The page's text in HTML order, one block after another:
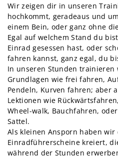
Wir zeigen dir in unseren
hochkommt, geradeaus und
einem Bein, oder ganz ohne
Egal auf welchem Stand du
Einrad gesessen hast, oder
fahren kannst, ganz egal, du
In unseren Stunden trainieren
Grundlagen wie frei fahren,
Pendeln, Kurven fahren; aber
Lektionen wie
Wheel-walk, Bauchfahren,
Sattel.
Als kleinen Ansporn haben wir
Einradführerscheine kreiert,
während der Stunden